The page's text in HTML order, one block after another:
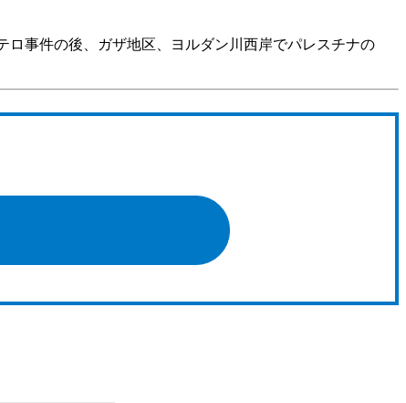
事件の後、ガザ地区、ヨルダン川西岸でパレスチナの